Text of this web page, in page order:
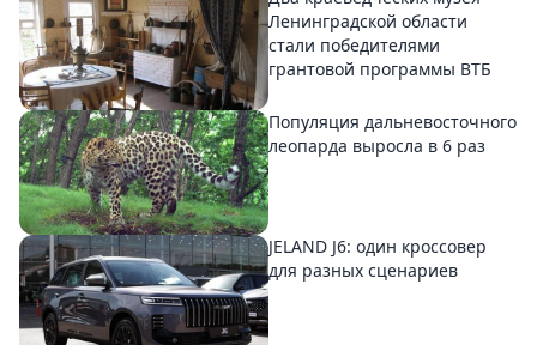
Ленинградской области
стали победителями
грантовой программы ВТБ
Популяция дальневосточного
леопарда выросла в 6 раз
JELAND J6: один кроссовер
для разных сценариев